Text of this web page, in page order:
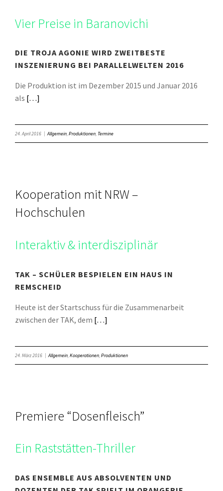
Vier Preise in Baranovichi
DIE TROJA AGONIE WIRD ZWEITBESTE
INSZENIERUNG BEI PARALLELWELTEN 2016
Die Produktion ist im Dezember 2015 und Januar 2016
als […]
24. April 2016 Allgemein,Produktionen, Termine
Kooperation mit NRW –
Hochschulen
Interaktiv & interdisziplinär
TAK – SCHÜLER BESPIELEN EIN HAUS IN
REMSCHEID
Heute ist der Startschuss für die Zusammenarbeit
zwischen der TAK, dem […]
24. März 2016 | Allgemein Kooperationen Produktionen
Premiere “Dosenfleisch”
Ein Raststätten-Thriller
DAS ENSEMBLE AUS ABSOLVENTEN UND